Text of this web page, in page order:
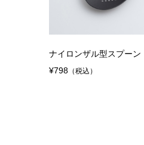
ナイロンザル型スプーン
¥798 （税込）